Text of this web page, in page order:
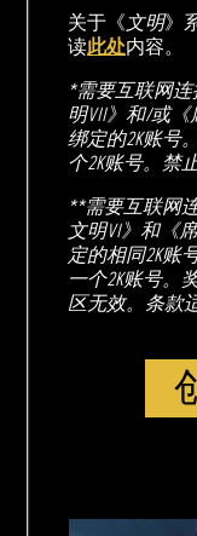
关于《文明》
读此处内容。
*需要互联网
明VII》和/或《
绑定的2K账号
个2K账号。禁
**需要互联网
文明VI》和《
定的相同2K账
一个2K账号。
区无效。条款